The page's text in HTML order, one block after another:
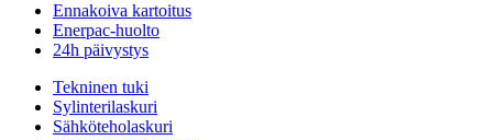
Ennakoiva kartoitus
Enerpac-huolto
24h päivystys
Tekninen tuki
Sylinterilaskuri
Sähköteholaskuri